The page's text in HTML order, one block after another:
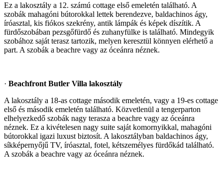
Ez a lakosztály a 12. számú cottage első emeletén található. A
szobák mahagóni bútorokkal lettek berendezve, baldachinos ágy,
íróasztal, kis fiókos szekrény, antik lámpák és képek díszítik. A
fürdőszobában pezsgőfürdő és zuhanyfülke is található. Mindegyik
szobához saját terasz tartozik, melyen keresztül könnyen elérhető a
part. A szobák a beachre vagy az óceánra néznek.
· Beachfront Butler Villa lakosztály
A lakosztály a 18-as cottage második emeletén, vagy a 19-es cottage
első és második emeletén található. Közvetlenül a tengerparton
elhelyezkedő szobák nagy terasza a beachre vagy az óceánra
néznek. Ez a kivételesen nagy suite saját komornyikkal, mahagóni
bútorokkal igazi luxust biztosít. A lakosztályban baldachinos ágy,
síkképernyőjű TV, íróasztal, fotel, kétszemélyes fürdőkád található.
A szobák a beachre vagy az óceánra néznek.